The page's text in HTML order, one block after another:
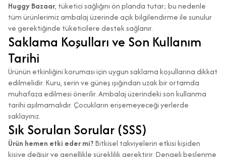
Huggy Bazaar, tüketici sağlığını ön planda tutar; bu nedenle
tüm ürünlerimiz ambalaj üzerinde açık bilgilendirme ile sunulur
ve gerektiğinde tüketicilere destek sağlanır.
Saklama Koşulları ve Son Kullanım
Tarihi
Ürünün etkinliğini koruması için uygun saklama koşullarına dikkat
edilmelidir. Kuru, serin ve güneş ışığından uzak bir ortamda
muhafaza edilmesi önerilir. Ambalaj üzerindeki son kullanma
tarihi aşılmamalıdır. Çocukların erişemeyeceği yerlerde
saklayınız.
Sık Sorulan Sorular (SSS)
Ürün hemen etki eder mi?Bitkisel takviyelerin etkisi kişiden
kişiye değişir ve genellikle süreklilik gerektirir. Dengeli beslenme